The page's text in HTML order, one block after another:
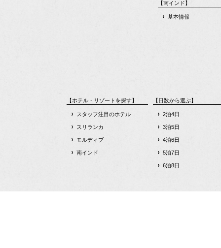
【南インド】
基本情報
【ホテル・リゾートを探す】
スタッフ注目のホテル
スリランカ
モルディブ
南インド
【日数から選ぶ】
2泊4日
3泊5日
4泊6日
5泊7日
6泊8日